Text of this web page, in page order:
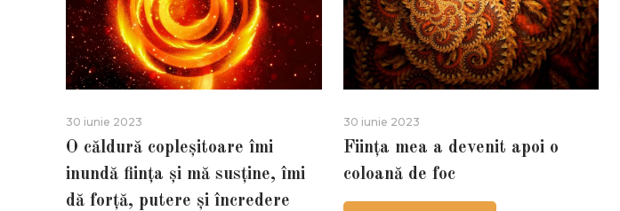
30 iunie 2023
O căldură copleșitoare îmi
inundă ființa și mă susține, îmi
dă forță, putere și încredere
30 iunie 2023
Ființa mea a devenit apoi o
coloană de foc